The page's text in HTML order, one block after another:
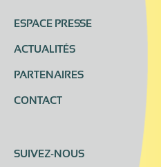
ESPACE PRESSE
ACTUALITÉS
PARTENAIRES
CONTACT
SUIVEZ-NOUS